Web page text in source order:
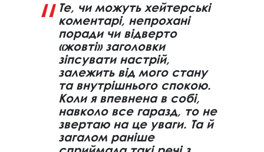
Те, чи можуть хейтерські
коментарі, непрохані
поради чи відверто
«жовті» заголовки
зіпсувати настрій,
залежить від мого стану
та внутрішнього спокою.
Коли я впевнена в собі,
навколо все гаразд, то не
звертаю на це уваги. Та й
загалом раніше